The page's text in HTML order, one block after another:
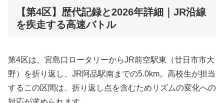
【第4区】歴代記録と2026年詳細｜JR沿線
を疾走する高速バトル
第4区は、宮島口ロータリーからJR前空駅東（廿日市市大
野）を折り返し、JR阿品駅南までの5.0km。高校生が担当
するこの区間は、折り返し点を含むためリズムの変化への